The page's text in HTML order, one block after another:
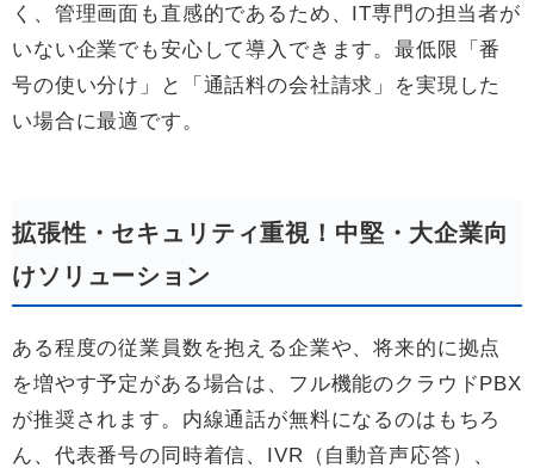
く、管理画面も直感的であるため、IT専門の担当者が
いない企業でも安心して導入できます。最低限「番
号の使い分け」と「通話料の会社請求」を実現した
い場合に最適です。
拡張性・セキュリティ重視！中堅・大企業向
けソリューション
ある程度の従業員数を抱える企業や、将来的に拠点
を増やす予定がある場合は、フル機能のクラウドPBX
が推奨されます。内線通話が無料になるのはもちろ
ん、代表番号の同時着信、IVR（自動音声応答）、